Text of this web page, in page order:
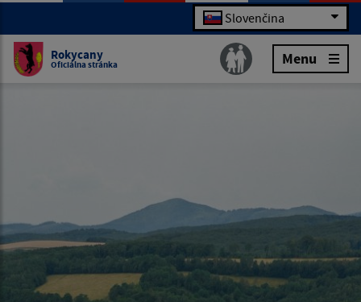
Slovenčina
Rokycany
Oficiálna stránka Menu